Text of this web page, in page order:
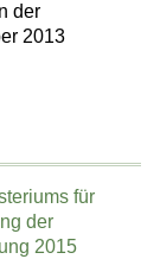
der
2013
für
der
2015